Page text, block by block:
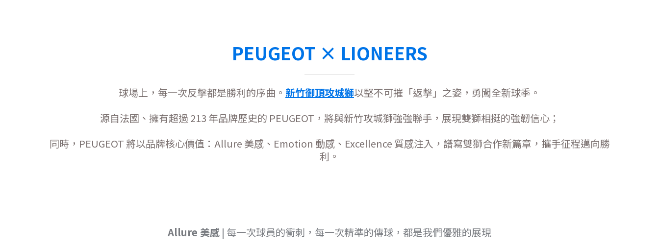
PEUGEOT × LIONEERS
球場上，每一次反擊都是勝利的序曲。 新竹御頂攻城獅以堅不可摧「返擊」之姿，勇闖全新球季。
源自法國、擁有超過 213 年品牌歷史的 PEUGEOT，將與新竹攻城獅強強聯手，展現雙獅相挺的強韌信心；
同時，PEUGEOT 將以品牌核心價值：Allure 美感、Emotion 動感、Excellence 質感注入，譜寫雙獅合作新篇章，攜手征程邁向勝
利。
Allure 美感 | 每一次球員的衝刺，每一次精準的傳球，都是我們優雅的展現